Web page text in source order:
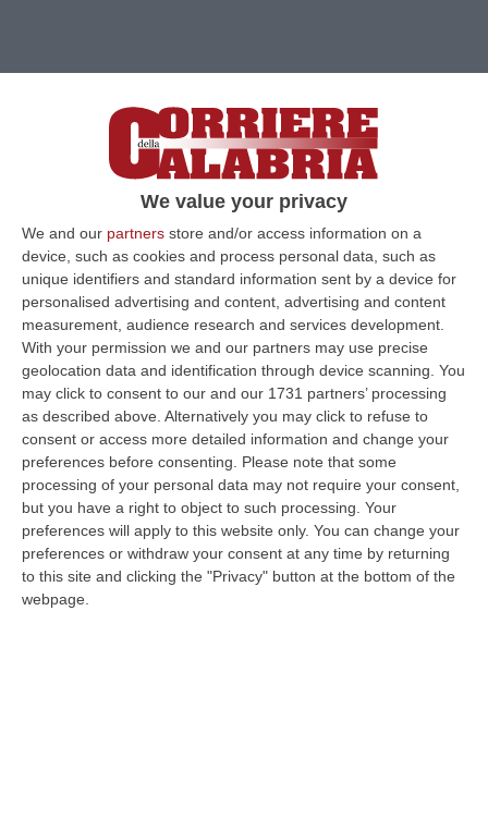
We value your privacy
We and our partners store and/or access information on a
device, such as cookies and process personal data, such as
unique identifiers and standard information sent by a device for
personalised advertising and content, advertising and content
measurement, audience research and services development.
With your permission we and our partners may use precise
geolocation data and identification through device scanning. You
may click to consent to our and our 1731 partners’ processing
as described above. Alternatively you may click to refuse to
consent or access more detailed information and change your
preferences before consenting.
Please note that some
processing of your personal data may not require your consent,
but you have a right to object to such processing. Your
preferences will apply to this website only. You can change your
preferences or withdraw your consent at any time by returning
to this site and clicking the "Privacy" button at the bottom of the
webpage.
Clicca e segui “Corriere della Calabria” su Google News
LAMEZIA TERME Procede a ritmo serrato
l'”interlocuzione” del commissario del Pd
Pino Soriero nel tentativo di riunire il
centrosinistra di Lamezia attorno al nome di
Enzo Richichi. Per l’ex parlamentare sono
giorni davvero concitati, ma la sua strategia
sta producendo risultati di non poco conto.
Sabato scorso il Pd ha finalmente trovato la
“sintesi” tanto auspicata scongiurando di